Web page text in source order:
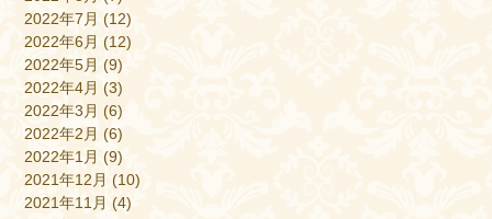
2022年7月 (12)
2022年6月 (12)
2022年5月 (9)
2022年4月 (3)
2022年3月 (6)
2022年2月 (6)
2022年1月 (9)
2021年12月 (10)
2021年11月 (4)